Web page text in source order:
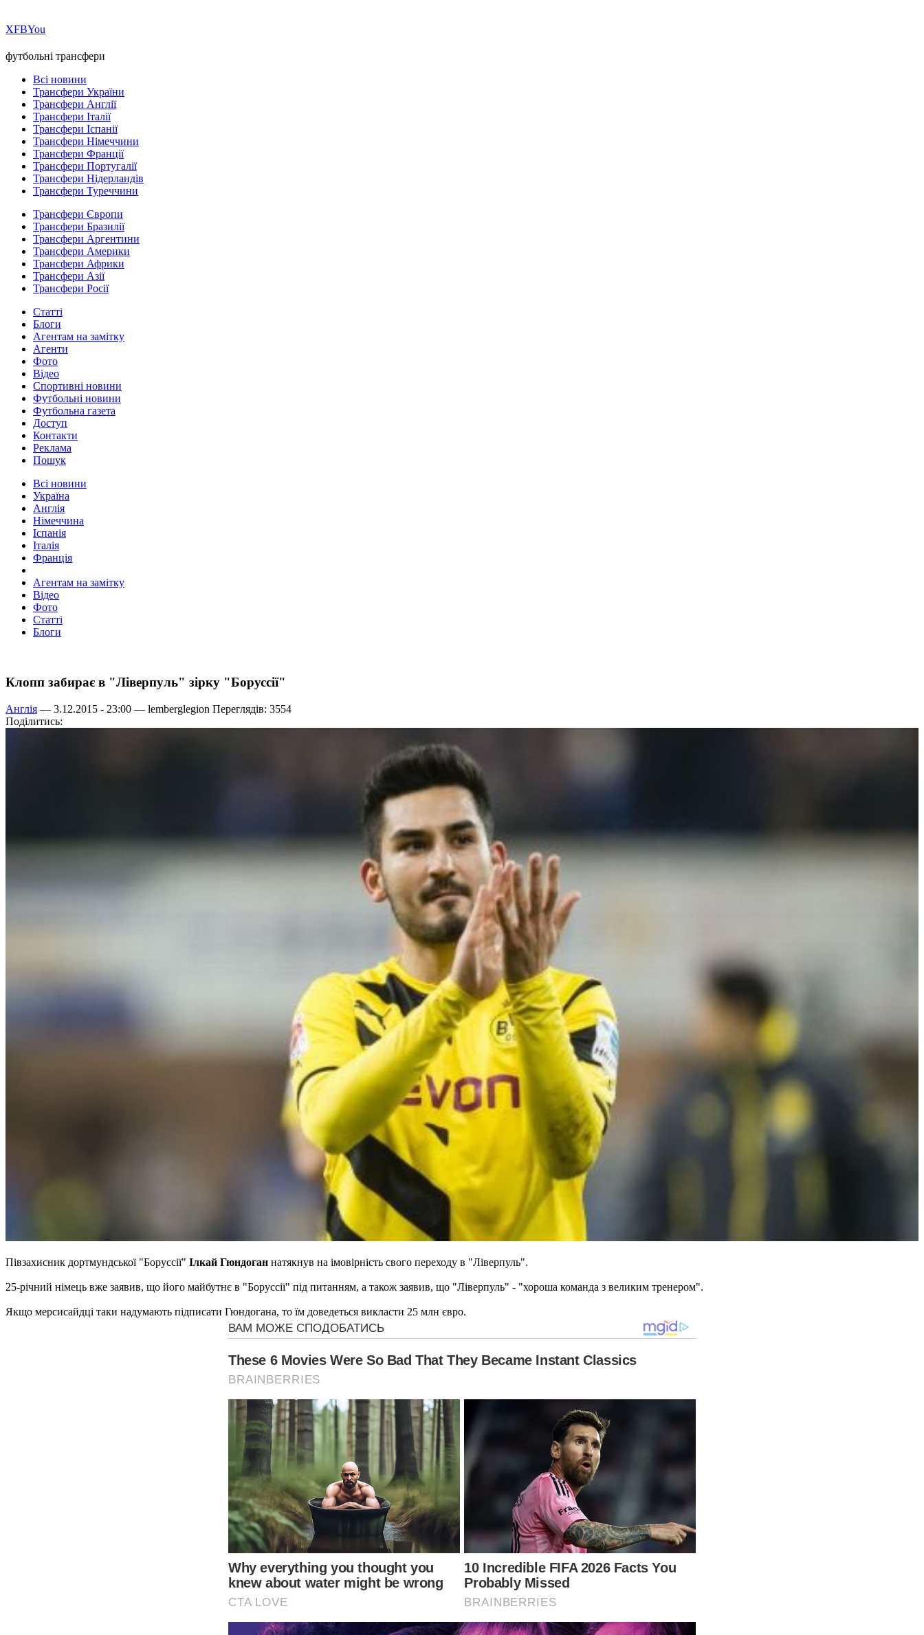
ХFBYou
футбольні трансфери
Всі новини
Трансфери України
Трансфери Англії
Трансфери Італії
Трансфери Іспанії
Трансфери Німеччини
Трансфери Франції
Трансфери Португалії
Трансфери Нідерландів
Трансфери Туреччини
Трансфери Європи
Трансфери Бразилії
Трансфери Аргентини
Трансфери Америки
Трансфери Африки
Трансфери Азії
Трансфери Росії
Статті
Блоги
Агентам на замітку
Агенти
Фото
Відео
Спортивні новини
Футбольні новини
Футбольна газета
Доступ
Контакти
Реклама
Пошук
Всі новини
Україна
Англія
Німеччина
Іспанія
Італія
Франція
Агентам на замітку
Відео
Фото
Статті
Блоги
Клопп забирає в "Ліверпуль" зірку "Боруссії"
Англія — 3.12.2015 - 23:00 — lemberglegion Переглядів: 3554
Поділитись:
Півзахисник дортмундської "Боруссії" Ілкай Гюндоган натякнув на імовірність свого переходу в "Ліверпуль".
25-річний німець вже заявив, що його майбутнє в "Боруссії" під питанням, а також заявив, що "Ліверпуль" - "хороша команда з великим тренером".
Якщо мерсисайдці таки надумають підписати Гюндогана, то їм доведеться викласти 25 млн євро.